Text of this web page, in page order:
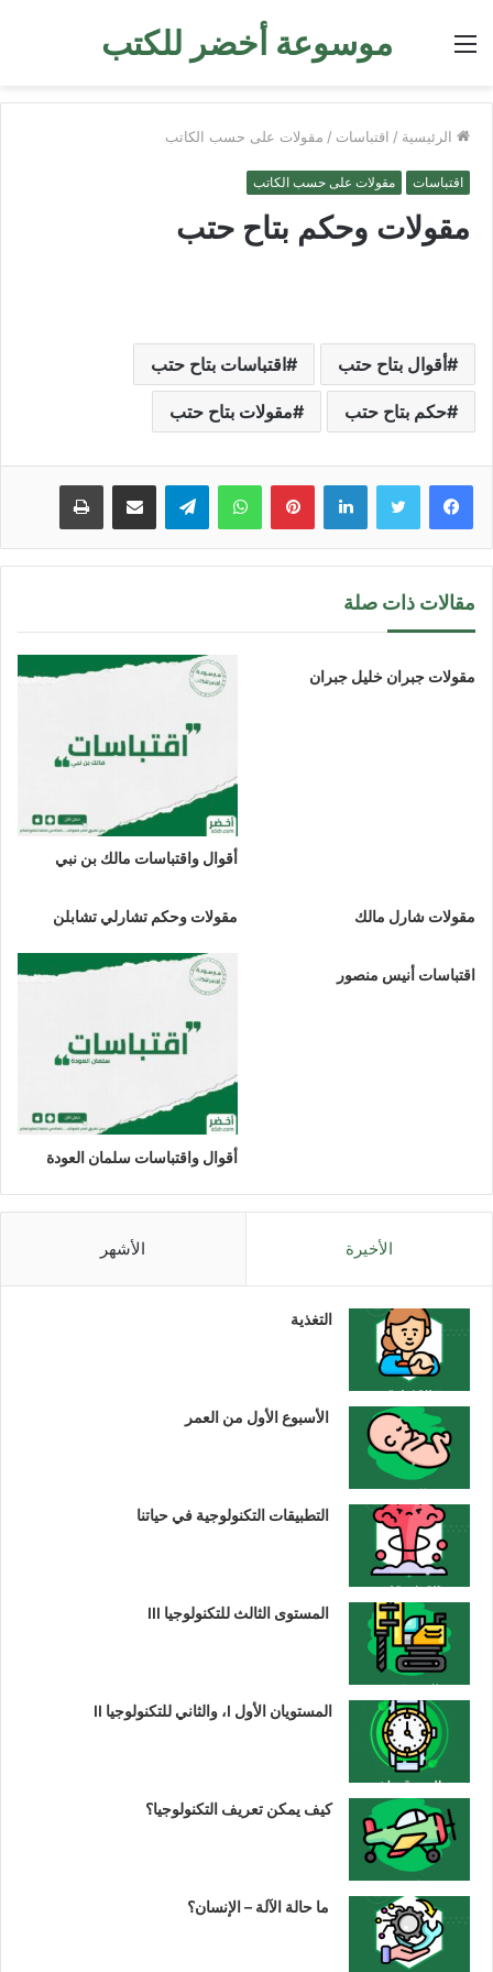
موسوعة أخضر للكتب القائمة
الرئيسية / اقتباسات / مقولات على حسب الكاتب
اقتباسات مقولات على حسب الكاتب
مقولات وحكم بتاح حتب
أقوال بتاح حتب اقتباسات بتاح حتب
حكم بتاح حتب مقولات بتاح حتب
لينكدإن بينتيريستواتساب تيلقرام مشاركة عبر البريد طباعة
مقالات ذات صلة
مقولات جبران خليل جبران
أقوال واقتباسات مالك بن نبي
مقولات شارل مالك مقولات وحكم تشارلي تشابلن
اقتباسات أنيس منصور
أقوال واقتباسات سلمان العودة
الأخيرة الأشهر
التغذية
الأسبوع الأول من العمر
التطبيقات التكنولوجية في حياتنا
المستوى الثالث للتكنولوجيا III
المستويان الأول I، والثاني للتكنولوجيا II
كيف يمكن تعريف التكنولوجيا؟
ما حالة الآلة – الإنسان؟